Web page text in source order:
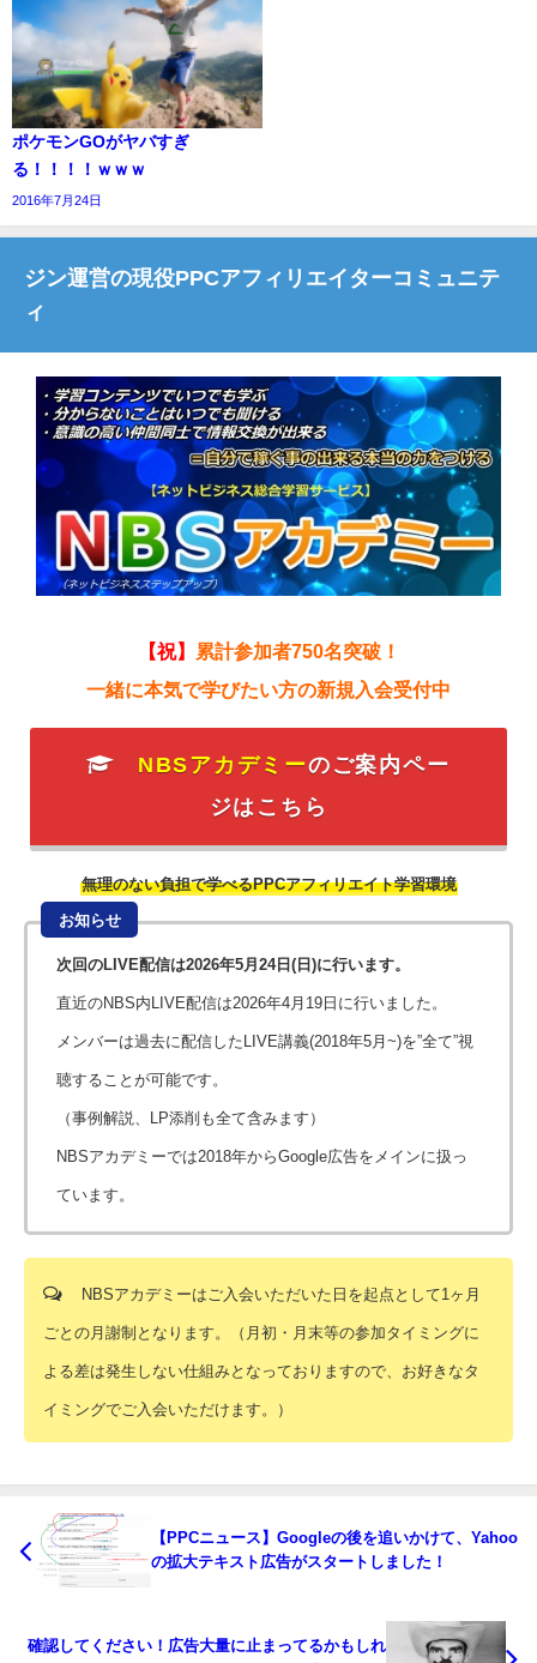
ポケモンGOがヤバすぎ
る！！！！ｗｗｗ
2016年7月24日
ジン運営の現役PPCアフィリエイターコミュニテ
ィ
【祝】
累計参加者750名突破！
一緒に本気で学びたい方の新規入会受付中
NBSアカデミーのご案内ペー
ジはこちら
無理のない負担で学べるPPCアフィリエイト学習環境
お知らせ
次回のLIVE配信は2026年5月24日(日)に行います。
直近のNBS内LIVE配信は2026年4月19日に行いました。
メンバーは過去に配信したLIVE講義(2018年5月~)を”全て”視
聴することが可能です。
（事例解説、LP添削も全て含みます）
NBSアカデミーでは2018年からGoogle広告をメインに扱っ
ています。
NBSアカデミーはご入会いただいた日を起点として1ヶ月
ごとの月謝制となります。（月初・月末等の参加タイミングに
よる差は発生しない仕組みとなっておりますので、お好きなタ
イミングでご入会いただけます。）
【PPCニュース】Googleの後を追いかけて、Yahoo
の拡大テキスト広告がスタートしました！
確認してください！広告大量に止まってるかもしれ